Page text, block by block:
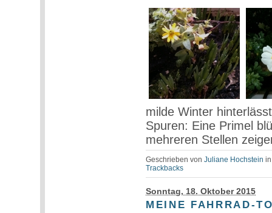
milde Winter
Spuren: Eine Primel
mehreren Stellen
Geschrieben vonJuliane Hochstein
Trackbacks
Sonntag, 18. Oktober 2015
MEINE FAHRRAD-